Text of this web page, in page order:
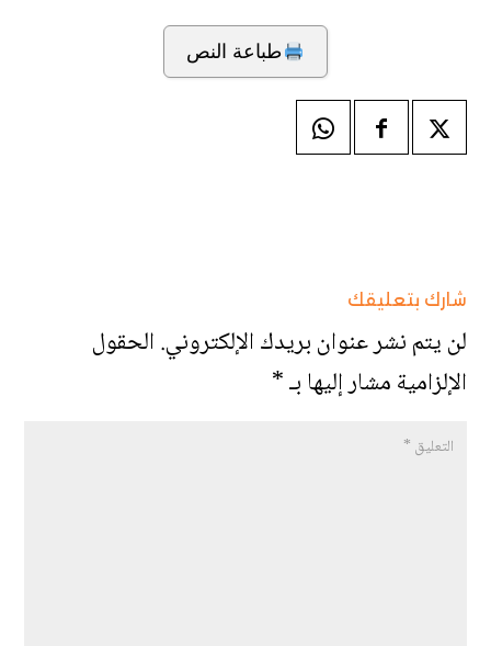
طباعة النص
شارك بتعليقك
لن يتم نشر عنوان بريدك الإلكتروني.الحقول
الإلزامية مشار إليها بـ*